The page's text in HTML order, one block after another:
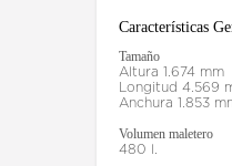
Características
Tamaño
Altura 1.674 mm
Longitud 4.569
Anchura 1.853
Volumen maletero
480 l.